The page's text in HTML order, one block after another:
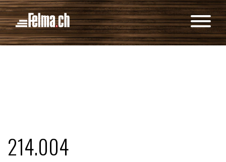
214.004
Cookie-Einstellungen